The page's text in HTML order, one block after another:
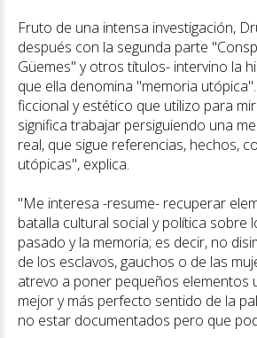
Fruto de una intensa investigación,
después con la segunda parte
Güemes" y otros títulos- intervino la
que ella denomina "memoria
ficcional y estético que utilizo para
significa trabajar persiguiendo una
real, que sigue referencias, hechos,
utópicas", explica.
"Me interesa -resume- recuperar
batalla cultural social y política sobre
pasado y la memoria; es decir, no
de los esclavos, gauchos o de las
atrevo a poner pequeños elementos
mejor y más perfecto sentido de la
no estar documentados pero que